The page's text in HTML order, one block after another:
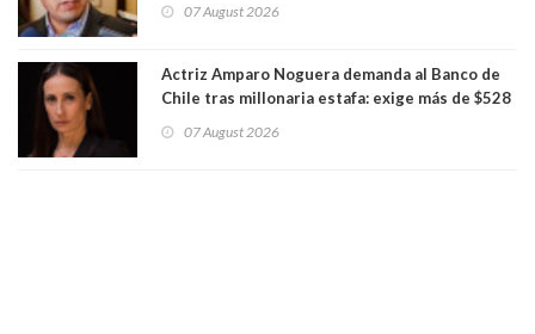
07 August 2026
Actriz Amparo Noguera demanda al Banco de
Chile tras millonaria estafa: exige más de $528
07 August 2026